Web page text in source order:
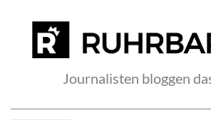
Journalisten bloggen